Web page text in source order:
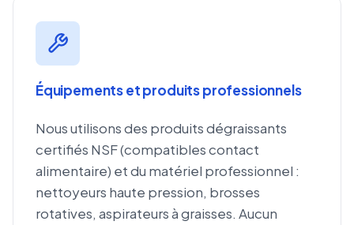
Équipements et produits professionnels
Nous utilisons des produits dégraissants
certifiés NSF (compatibles contact
alimentaire) et du matériel professionnel :
nettoyeurs haute pression, brosses
rotatives, aspirateurs à graisses. Aucun